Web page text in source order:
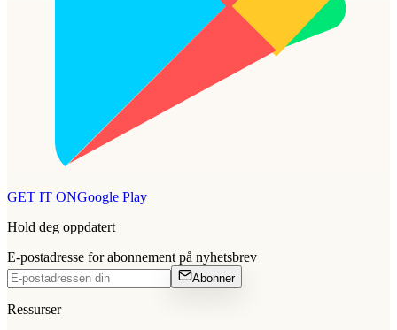
GET IT ONGoogle Play
Hold deg oppdatert
E-postadresse for abonnement på nyhetsbrev
Abonner
Ressurser